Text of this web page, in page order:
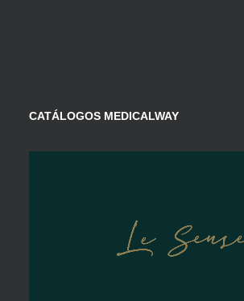
CATÁLOGOS MEDICALWAY